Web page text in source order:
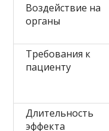
Воздействие на
органы
Требования к
пациенту
Длительность
эффекта